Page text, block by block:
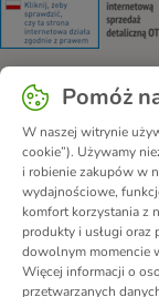
O nas Kariera -
Regulamin sklepu
Corporate Website
Informacje o przesyłce
Korzyści
DSA
© zooplus SE 2026
Pomóż
W naszej witrynie
cookie”). Używamy
i robienie zakupów w
wydajnościowe,
komfort korzystania z
produkty i usługi
dowolnym momencie
Więcej informacji o
przetwarzanych